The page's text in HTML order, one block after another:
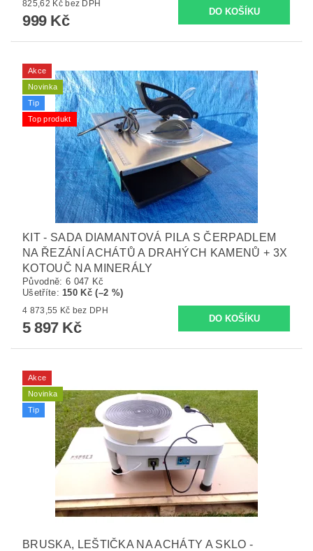
825,62 Kč bez DPH
999 Kč
Akce
Novinka
Tip
Top produkt
KIT - SADA DIAMANTOVÁ PILA S ČERPADLEM
NA ŘEZÁNÍ ACHÁTŮ A DRAHÝCH KAMENŮ + 3X
KOTOUČ NA MINERÁLY
Původně: 6 047 Kč
Ušetříte: 150 Kč (–2 %)
4 873,55 Kč bez DPH
5 897 Kč
Akce
Novinka
Tip
BRUSKA, LEŠTIČKA NA ACHÁTY A SKLO -